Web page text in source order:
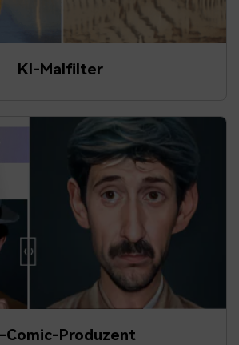
KI-Malfilter
Comic-Produzent